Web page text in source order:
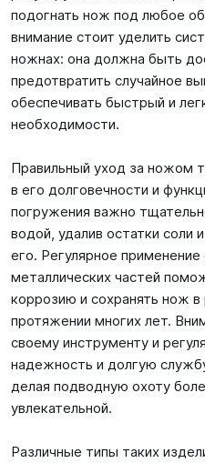
подогнать нож под любое
внимание стоит уделить
ножнах: она должна быть
предотвратить случайное
обеспечивать быстрый и
необходимости.
Правильный уход за ножом
в его долговечности и
погружения важно
водой, удалив остатки соли
его. Регулярное
металлических частей
коррозию и сохранять нож в
протяжении многих лет.
своему инструменту и
надежность и долгую
делая подводную охоту
увлекательной.
Различные типы таких